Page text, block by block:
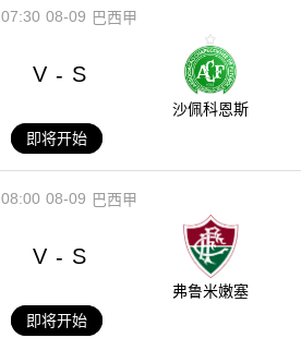
08-09
07:30 巴西甲
V - S
沙佩科恩斯
即将开始
08-09
08:00 巴西甲
V - S
弗鲁米嫩塞
即将开始